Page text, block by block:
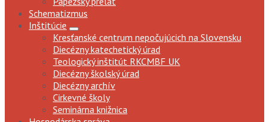
Schematizmus
Inštitúcie
Kresťanské centrum nepočujúcich na Slovensku
Diecézny katechetický úrad
Teologický inštitút RKCMBF UK
Diecézny školský úrad
Diecézny archív
Cirkevné školy
Seminárna knižnica